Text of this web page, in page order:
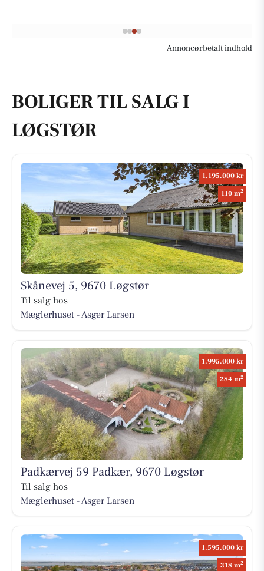
Annoncørbetalt indhold
BOLIGER TIL SALG I
LØGSTØR
1.195.000 kr
110 m2
Skånevej 5, 9670 Løgstør
Til salg hos
Mæglerhuset - Asger Larsen
1.995.000 kr
284 m2
Padkærvej 59 Padkær, 9670 Løgstør
Til salg hos
Mæglerhuset - Asger Larsen
1.595.000 kr
318 m2